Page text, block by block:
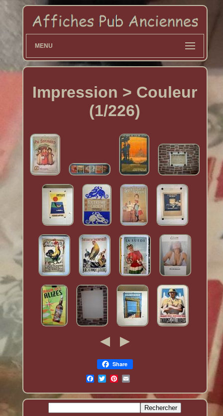
MENU
Impression > Couleur
(1/226)
Share